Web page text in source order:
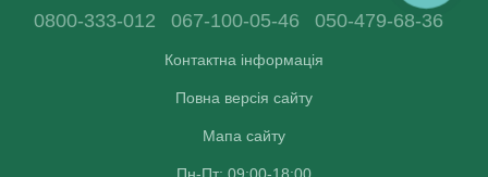
0800-333-012 067-100-05-46 050-479-68-36
Контактна інформація
Повна версія сайту
Мапа сайту